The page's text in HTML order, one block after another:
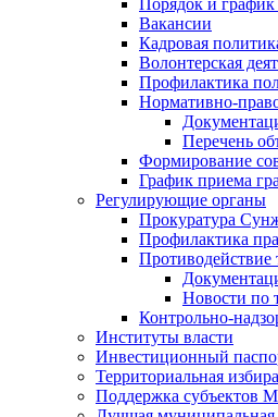
Порядок и
Вакансии
Кадровая
Волонтерская
Профилактика
Нормативно-
Перечень
Формирование
График приема
Регулирующие органы
Прокуратура
Профилактика
Противодействие
Новости по
Контрольно-
Институты власти
Инвестиционный
Территориальная
Поддержка субъектов